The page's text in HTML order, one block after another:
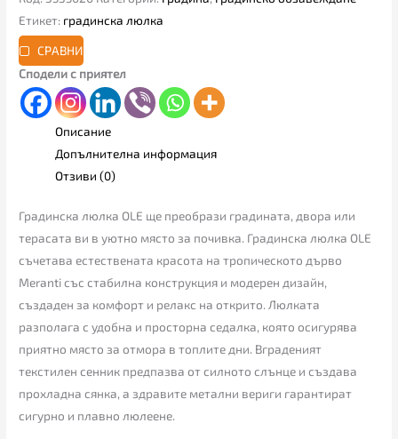
Етикет: градинска люлка
СРАВНИ
Сподели с приятел
Описание
Допълнителна информация
Отзиви (0)
Градинска люлка OLE ще преобрази градината, двора или
терасата ви в уютно място за почивка. Градинска люлка OLE
съчетава естествената красота на тропическото дърво
Meranti със стабилна конструкция и модерен дизайн,
създаден за комфорт и релакс на открито. Люлката
разполага с удобна и просторна седалка, която осигурява
приятно място за отмора в топлите дни. Вграденият
текстилен сенник предпазва от силното слънце и създава
прохладна сянка, а здравите метални вериги гарантират
сигурно и плавно люлеене.